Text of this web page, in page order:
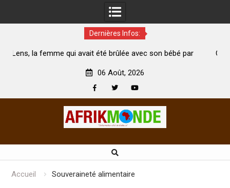
Dernières Infos:
avec son bébé par
Coopération: Le ministre Indien Kirti
06 Août, 2026
Accueil Souveraineté alimentaire